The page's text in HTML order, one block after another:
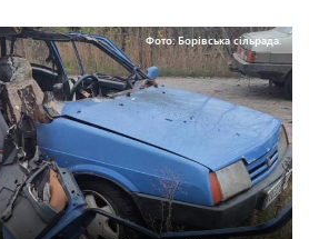
Фото: Борівська сільрада.